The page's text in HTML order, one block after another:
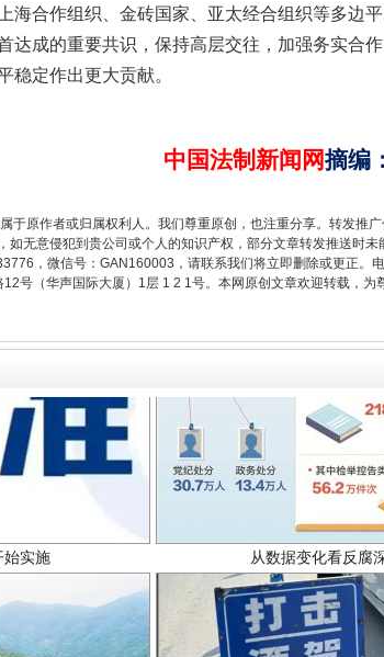
海合作组织、金砖国家、亚太经合组织等多边
成的重要共识，保持高层交往，加强务实合作
稳定作出更大贡献。
中国法制新闻网摘编 ：
于原作者或归属权利人。我们尊重原创，也注重分享。转发推
无意侵犯到贵公司或个人的知识产权，部分文章转发推送时未
，微信号：GAN160003，请联系我们将立即删除或更正。
号（华声国际大厦）1层 1 2 1号。本网原创文章欢迎转载，为
实施 从数据变化看反腐